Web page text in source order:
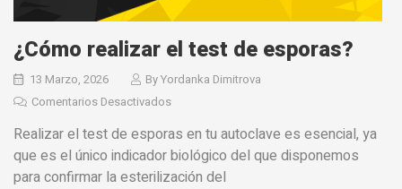
¿Cómo realizar el test de esporas?
13 Marzo, 2026 ByYordanka Dimitrova
Comentarios Desactivados
Realizar el test de esporas en tu autoclave es esencial, ya
que es el único indicador biológico del que disponemos
para confirmar la esterilización del